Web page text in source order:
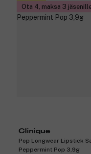
Ota 4, maksa 3
Clinique
Pop Longwear Lipstick
Peppermint Pop 3,9g